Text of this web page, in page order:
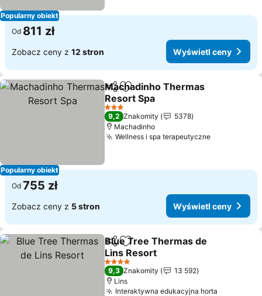
Popularny obiekt
Od 811 zł
Zobacz ceny z 12 stron Wyświetl ceny
Popularny obiekt
UdostępnijDodaj do ulubionych
Machadinho Thermas
Resort Spa
Wyświetl ceny
3 Kategoria
9,2 Znakomity
5378
Machadinho
Wellness i spa terapeutyczneWyświetl
Od 755 zł
Zobacz ceny z 5 stron Wyświetl ceny
Udostępnij
Dodaj do ulubionych
Blue Tree Thermas de
Lins Resort
Wyświetl ceny
4 Kategoria
9,3 Znakomity
13 592
Lins
Interaktywna edukacyjna horta